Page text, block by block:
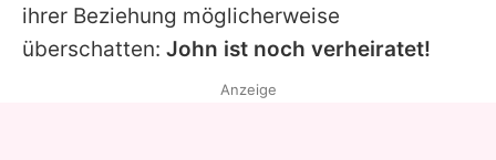
ihrer Beziehung möglicherweise
überschatten: John ist noch verheiratet!
Anzeige